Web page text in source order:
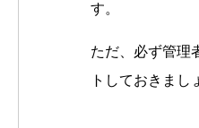
す。
ただ、必ず管理
トしておきまし